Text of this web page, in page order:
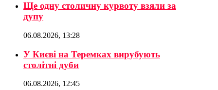
Ще одну столичну курвоту взяли за
дупу
06.08.2026, 13:28
У Києві на Теремках вирубують
столітні дуби
06.08.2026, 12:45